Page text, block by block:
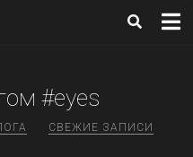
#eyes
СВЕЖИЕ ЗАПИСИ